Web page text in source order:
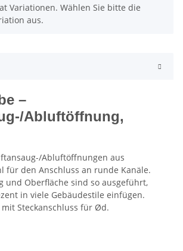
Variationen. Wählen Sie bitte die
aus.
–
Abluftöffnung,
Abluftöffnungen aus
für den Anschluss an runde Kanäle.
und Oberfläche sind so ausgeführt,
in viele Gebäudestile einfügen.
Steckanschluss für Ød.